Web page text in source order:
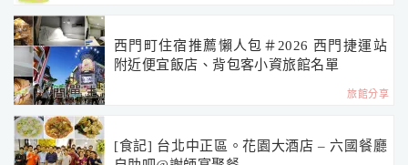
西門町住宿推薦懶人包＃2026 西門捷運站
附近便宜飯店、背包客小資旅館名單
旅館分享
[食記] 台北中正區。花園大酒店 – 六國餐廳